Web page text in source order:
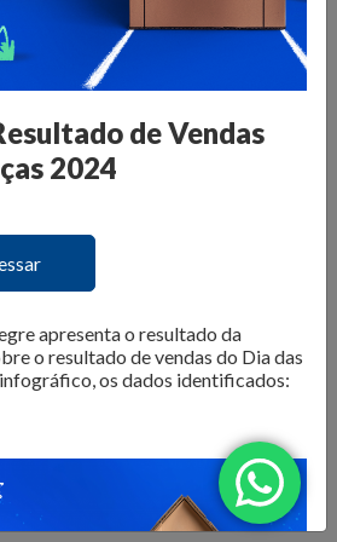
Sindilojas Porto Alegre realiza
questões mais importantes para o
de
intenção de compra,
e comportamento do consumidor
os lojistas possam organizar seus
Além disso, são produzidos
e análises do mercado
de Vendas
2024
apresenta o resultado da
o resultado de vendas do Dia das
os dados identificados: